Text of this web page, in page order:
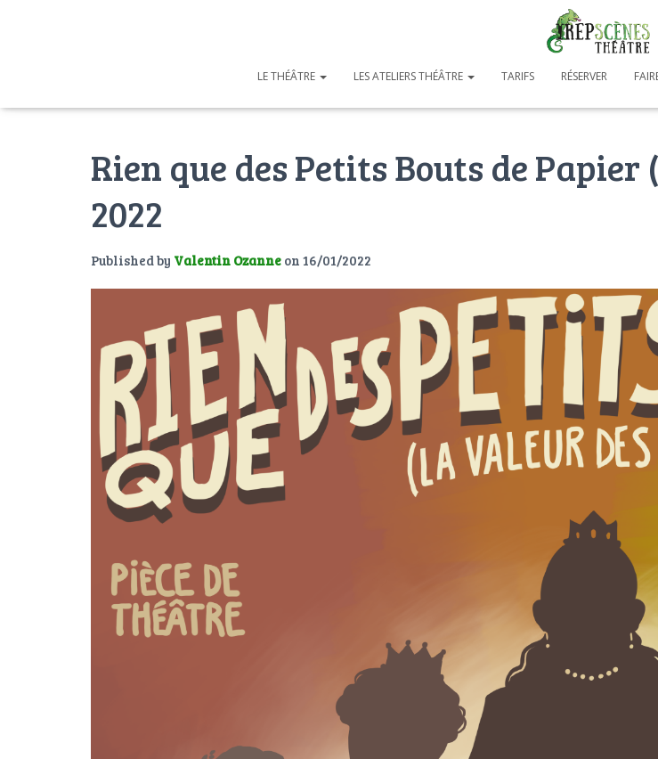
LE THÉÂTRE LES ATELIERS THÉÂTRE TARIFS RÉSERVER
Rien que des Petits Bouts de
2022
Published by Valentin Ozanne on 16/01/2022